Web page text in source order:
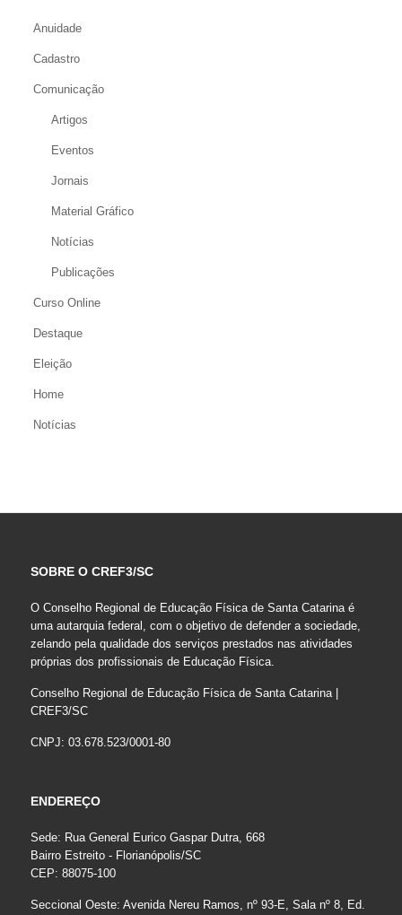
Anuidade
Cadastro
Comunicação
Artigos
Eventos
Jornais
Material Gráfico
Notícias
Publicações
Curso Online
Destaque
Eleição
Home
Notícias
SOBRE O CREF3/SC
O Conselho Regional de Educação Física de Santa Catarina é
uma autarquia federal, com o objetivo de defender a sociedade,
zelando pela qualidade dos serviços prestados nas atividades
próprias dos profissionais de Educação Física.
Conselho Regional de Educação Física de Santa Catarina |
CREF3/SC
CNPJ: 03.678.523/0001-80
ENDEREÇO
Sede: Rua General Eurico Gaspar Dutra, 668
Bairro Estreito - Florianópolis/SC
CEP: 88075-100
Seccional Oeste: Avenida Nereu Ramos, nº 93-E, Sala nº 8, Ed.